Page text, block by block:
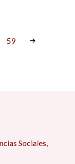
59
Sociales,